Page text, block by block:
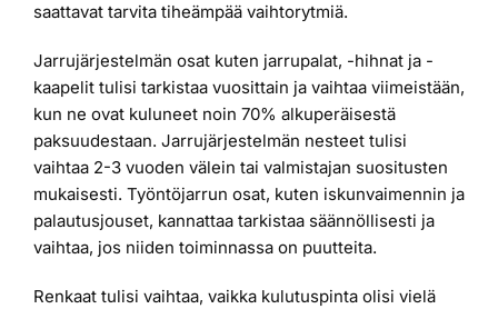
saattavat tarvita tiheämpää vaihtorytmiä.
Jarrujärjestelmän osat kuten jarrupalat, -hihnat ja -
kaapelit tulisi tarkistaa vuosittain ja vaihtaa viimeistään,
kun ne ovat kuluneet noin 70% alkuperäisestä
paksuudestaan. Jarrujärjestelmän nesteet tulisi
vaihtaa 2-3 vuoden välein tai valmistajan suositusten
mukaisesti. Työntöjarrun osat, kuten iskunvaimennin ja
palautusjouset, kannattaa tarkistaa säännöllisesti ja
vaihtaa, jos niiden toiminnassa on puutteita.
Renkaat tulisi vaihtaa, vaikka kulutuspinta olisi vielä